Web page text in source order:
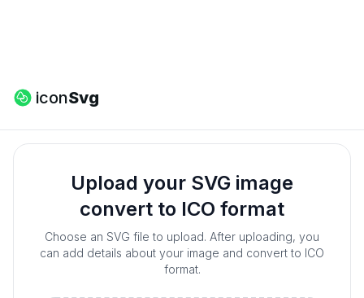
iconSvg
Upload your SVG image
convert to ICO format
Choose an SVG file to upload. After uploading, you
can add details about your image and convert to ICO
format.